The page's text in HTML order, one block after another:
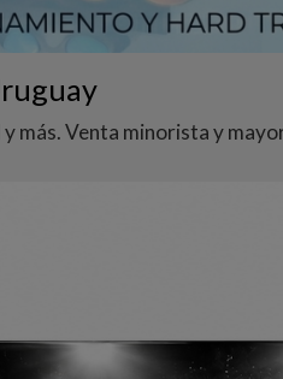
más. Venta minorista y